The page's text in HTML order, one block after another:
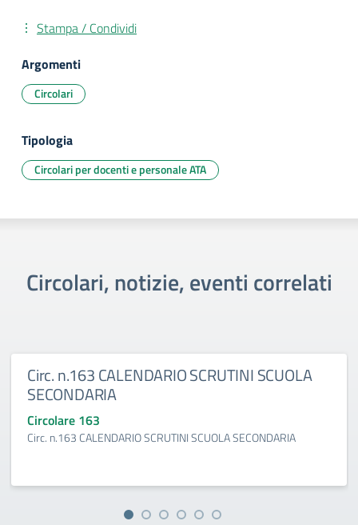
Stampa / Condividi
Argomenti
Circolari
Tipologia
Circolari per docenti e personale ATA
Circolari, notizie, eventi correlati
Circ. n.163 CALENDARIO SCRUTINI SCUOLA
SECONDARIA
Circolare 163
Circ. n.163 CALENDARIO SCRUTINI SCUOLA SECONDARIA